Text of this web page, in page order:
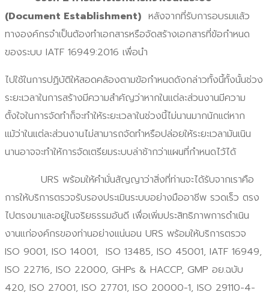
(Document Establishment) หลังจากที่รับการอบรมแล้ว
ทางองค์กรจำเป็นต้องทำเอกสารหรือจัดสร้างเอกสารที่ข้อกำหนด
ของระบบ IATF 16949:2016 เพื่อนำ
ไปใช้ในการปฏิบัติให้สอดคล้องตามข้อกำหนดดังกล่าวทั้งนี้ทั้งนั้นช่วง
ระยะเวลาในการสร้างมีความสำคัญว่าหากในแต่ละส่วนงานมีความ
ตั้งใจในการจัดทำก็จะทำให้ระยะเวลาในช่วงนี้ไม่นานมากนักแต่หาก
แม้ว่าในแต่ละส่วนงานไม่สามารถจัดทำหรือปล่อยให้ระยะเวลามันเนิน
นานอาจจะทำให้การจัดเตรียมระบบล่าช้ากว่าแผนที่กำหนดไว้ได้
URS พร้อมให้คำมั่นสัญญาว่าสิ่งที่ท่านจะได้รับจากเราคือ
การให้บริการตรวจรับรองประเมินระบบอย่างมืออาชีพ รวดเร็ว ตรง
ไปตรงมาและอยู่ในจริยธรรมอันดี เพื่อเพิ่มประสิทธิภาพการดำเนิน
งานแก่องค์กรของท่านอย่างแน่นอน URS พร้อมให้บริการตรวจ
ISO 9001, ISO 14001, ISO 13485, ISO 45001, IATF 16949,
ISO 22716, ISO 22000, GHPs & HACCP, GMP อย.ฉบับ
420, ISO 27001, ISO 27701, ISO 20000-1, ISO 29110-4-